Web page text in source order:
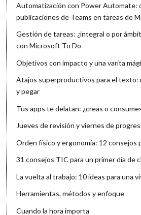
Automatización con Power Automate:
publicaciones de Teams en tareas de
Gestión de tareas: ¿integral o por
con Microsoft To Do
Objetivos con impacto y una varita
Atajos superproductivos para el texto:
y pegar
Tus apps te delatan: ¿creas o
Jueves de revisión y viernes de
Orden físico y ergonomía: 12 consejos
31 consejos TIC para un primer día de
La vuelta al trabajo: 10 ideas para una
Herramientas, métodos y enfoque
Cuando la hora importa